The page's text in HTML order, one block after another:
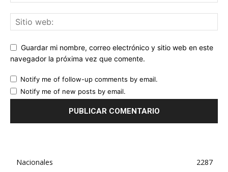
Guardar mi nombre, correo electrónico y sitio web en este
navegador la próxima vez que comente.
Notify me of follow-up comments by email.
Notify me of new posts by email.
Nacionales
2287